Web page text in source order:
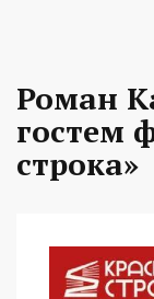
Роман
гостем
строка»